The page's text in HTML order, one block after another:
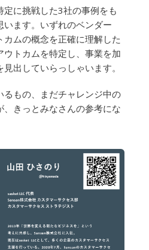
に挑戦した3社の事例をも
います。いずれのベンダー
カムの概念を正確に理解した
トカムを特定し、事業を加
出していらっしゃいます。
るもの、まだチャレンジ中の
、きっとみなさんの参考にな